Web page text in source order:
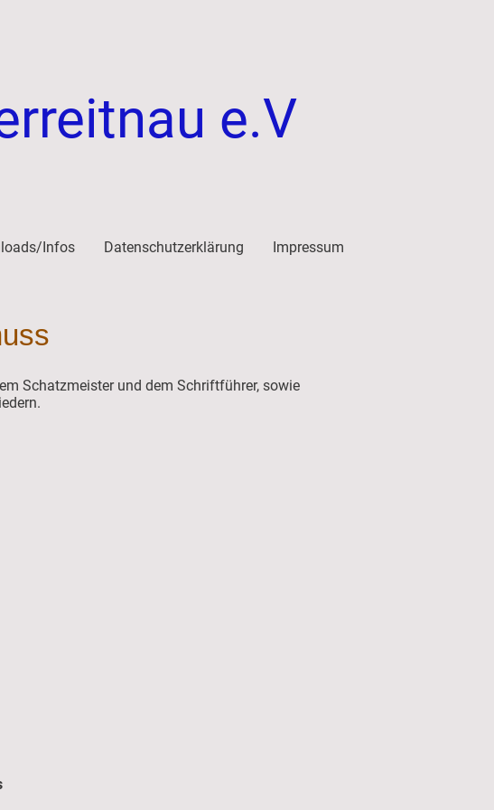
e.V
Infos Datenschutzerklärung Impressum
Schatzmeister und dem Schriftführer, sowie